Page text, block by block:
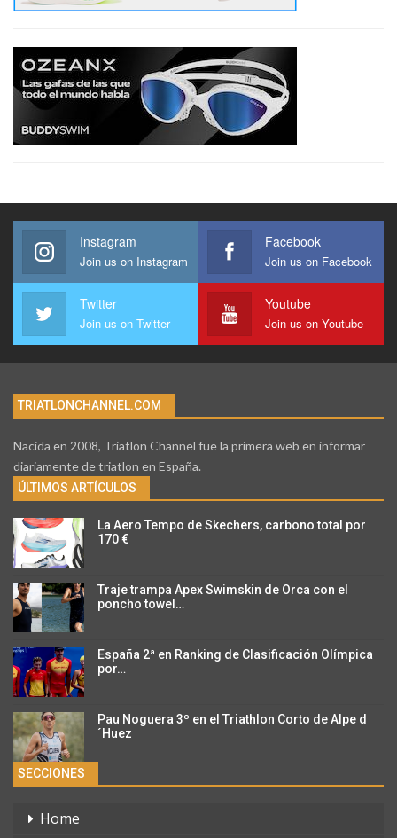
Instagram
Join us on Instagram
Facebook
Join us on Facebook
Twitter
Join us on Twitter
Youtube
Join us on Youtube
TRIATLONCHANNEL.COM
Nacida en 2008, Triatlon Channel fue la primera web en informar
diariamente de triatlon en España.
ÚLTIMOS ARTÍCULOS
La Aero Tempo de Skechers, carbono total por
170 €
Traje trampa Apex Swimskin de Orca con el
poncho towel…
España 2ª en Ranking de Clasificación Olímpica
por…
Pau Noguera 3º en el Triathlon Corto de Alpe d
´Huez
SECCIONES
Home